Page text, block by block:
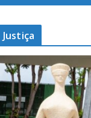
Justiça